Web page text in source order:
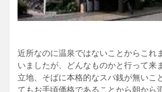
近所なのに温泉ではないことからこれ
いましたが、どんなものかと行って来
立地、そばに本格的なスパ銭が無いこ
てもお手頃価格であることから朝から